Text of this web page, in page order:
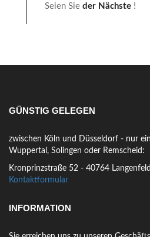
Seien Sie der Nächste !
GÜNSTIG GELEGEN
zwischen Köln und Düsseldorf - nur
Wuppertal, Solingen oder Remscheid:
Kronprinzstraße 52 - 40764
Kontaktformular
INFORMATION